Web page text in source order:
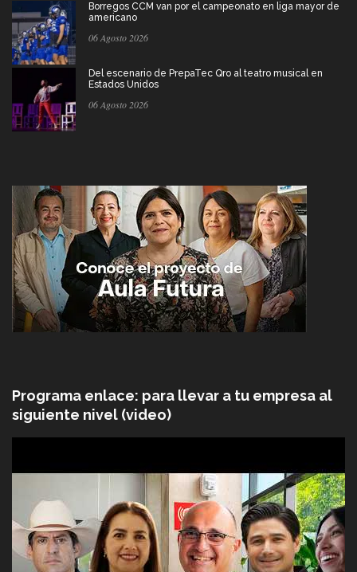
Borregos CCM van por el campeonato en liga mayor de
americano
06 Agosto 2026
Del escenario de PrepaTec Qro al teatro musical en
Estados Unidos
06 Agosto 2026
Programa enlace: para llevar a tu empresa al
siguiente nivel (video)